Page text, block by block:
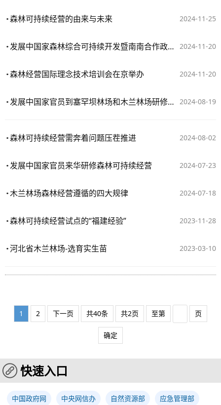
2024-11-25
森林可持续经营的由来与未来
2024-11-20
发展中国家森林综合可持续开发暨南南合作政策部级研讨班在京开班
2024-11-20
森林经营国际理念技术培训会在京举办
2024-08-19
发展中国家官员到塞罕坝林场和木兰林场研修森林可持续经营
2024-08-02
森林可持续经营需奔着问题压茬推进
2024-07-23
发展中国家官员来华研修森林可持续经营
2024-07-18
木兰林场森林经营遵循的四大规律
2023-11-28
森林可持续经营试点的“福建经验”
2023-03-10
河北省木兰林场-选育实生苗
1 2 下一页 共40条 共2页 至第 页
确定
快速入口
中国政府网 中央网信办 自然资源部 应急管理部